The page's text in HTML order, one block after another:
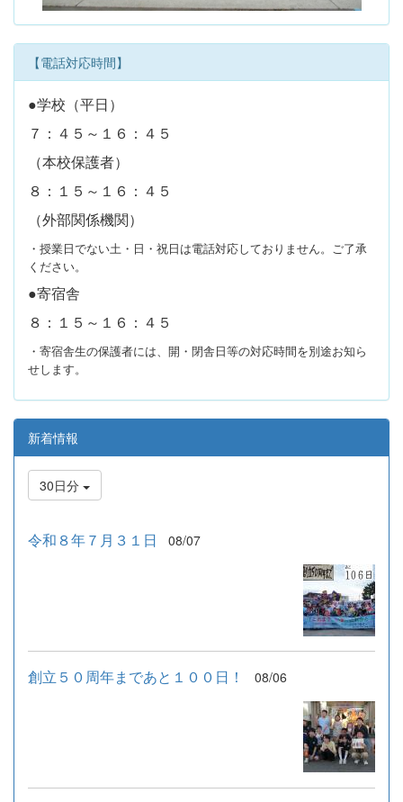
【電話対応時間】
●学校（平日）
７：４５～１６：４５
（本校保護者）
８：１５～１６：４５
（外部関係機関）
・授業日でない土・日・祝日は電話対応しておりません。ご了承
ください。
●寄宿舎
８：１５～１６：４５
・寄宿舎生の保護者には、開・閉舎日等の対応時間を別途お知ら
せします。
新着情報
30日分
令和８年７月３１日 08/07
創立５０周年まであと１００日！ 08/06